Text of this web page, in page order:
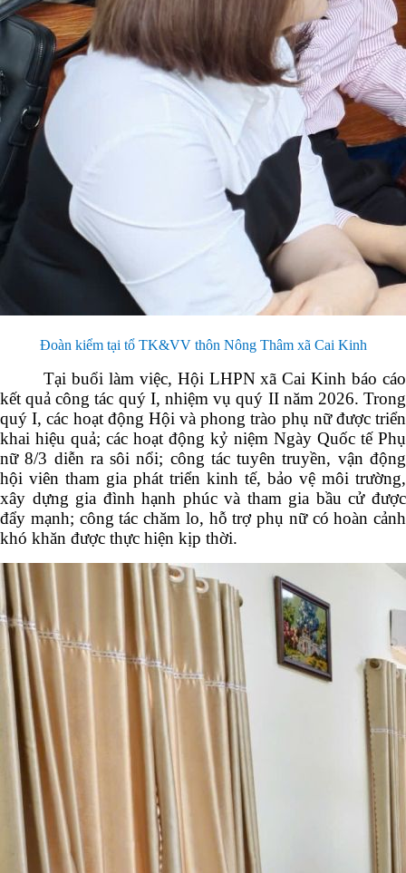
Đoàn kiểm tại tổ TK&VV thôn Nông Thâm xã Cai Kinh
Tại buổi làm việc, Hội LHPN xã Cai Kinh báo cáo
kết quả công tác quý I, nhiệm vụ quý II năm 2026. Trong
quý I, các hoạt động Hội và phong trào phụ nữ được triển
khai hiệu quả; các hoạt động kỷ niệm Ngày Quốc tế Phụ
nữ 8/3 diễn ra sôi nổi; công tác tuyên truyền, vận động
hội viên tham gia phát triển kinh tế, bảo vệ môi trường,
xây dựng gia đình hạnh phúc và tham gia bầu cử được
đẩy mạnh; công tác chăm lo, hỗ trợ phụ nữ có hoàn cảnh
khó khăn được thực hiện kịp thời.